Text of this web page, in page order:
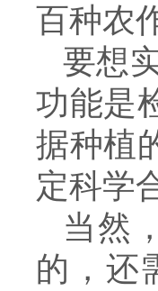
百种农
要想
功能是
据种植
定科学
当然
的，还